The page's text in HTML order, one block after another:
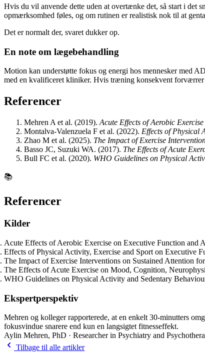
Hvis du vil anvende dette uden at overtænke det, så start i det
opmærksomhed føles, og om rutinen er realistisk nok til at
Det er normalt der, svaret dukker op.
En note om lægebehandling
Motion kan understøtte fokus og energi hos mennesker med
med en kvalificeret kliniker. Hvis træning konsekvent
Referencer
Mehren A et al. (2019). Acute Effects of Aerobic
Montalva-Valenzuela F et al. (2022). Effects of Physical
Zhao M et al. (2025). The Impact of Exercise
Basso JC, Suzuki WA. (2017). The Effects of Acute
Bull FC et al. (2020). WHO Guidelines on Physical
📚
Referencer
Kilder
Acute Effects of Aerobic Exercise on Executive Function
Effects of Physical Activity, Exercise and Sport on Executive
The Impact of Exercise Interventions on Sustained Attention
The Effects of Acute Exercise on Mood, Cognition,
WHO Guidelines on Physical Activity and Sedentary
Ekspertperspektiv
Mehren og kolleger rapporterede, at en enkelt 30-minutters
fokusvindue snarere end kun en langsigtet fitnesseffekt.
Aylin Mehren, PhD · Researcher in Psychiatry and
Tilbage til alle artikler